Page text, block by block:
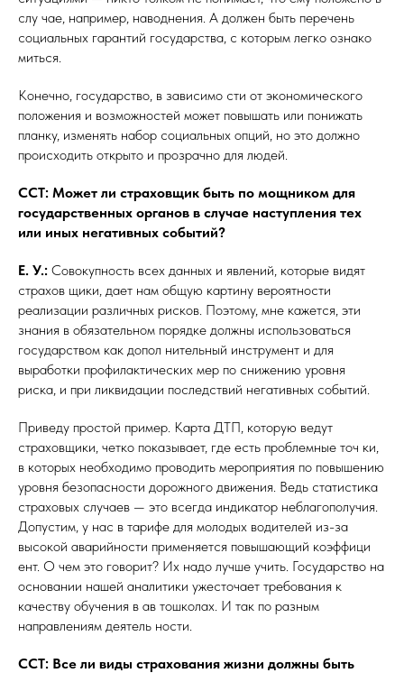
слу чае, например, наводнения. А должен быть перечень
социальных гарантий государства, с которым легко ознако
миться.
Конечно, государство, в зависимо сти от экономического
положения и возможностей может повышать или понижать
планку, изменять набор социальных опций, но это должно
происходить открыто и прозрачно для людей.
ССТ: Может ли страховщик быть по мощником для
государственных органов в случае наступления тех
или иных негативных событий?
Е. У.: Совокупность всех данных и явлений, которые видят
страхов щики, дает нам общую картину вероятности
реализации различных рисков. Поэтому, мне кажется, эти
знания в обязательном порядке должны использоваться
государством как допол нительный инструмент и для
выработки профилактических мер по снижению уровня
риска, и при ликвидации последствий негативных событий.
Приведу простой пример. Карта ДТП, которую ведут
страховщики, четко показывает, где есть проблемные точ ки,
в которых необходимо проводить мероприятия по повышению
уровня безопасности дорожного движения. Ведь статистика
страховых случаев — это всегда индикатор неблагополучия.
Допустим, у нас в тарифе для молодых водителей из-за
высокой аварийности применяется повышающий коэффици
ент. О чем это говорит? Их надо лучше учить. Государство на
основании нашей аналитики ужесточает требования к
качеству обучения в ав тошколах. И так по разным
направлениям деятель ности.
ССТ: Все ли виды страхования жизни должны быть